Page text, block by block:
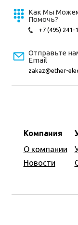
Как Мы
Помочь?
+7 (495) 241-
Отправьте
Email
zakaz@ether-
Компания
О компании
Новости